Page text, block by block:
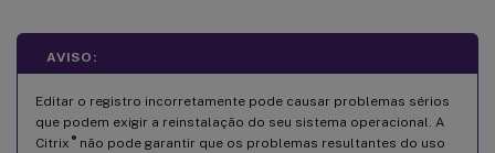
AVISO:
Editar o registro incorretamente pode causar problemas sérios
que podem exigir a reinstalação do seu sistema operacional. A
Citrix ®não pode garantir que os problemas resultantes do uso